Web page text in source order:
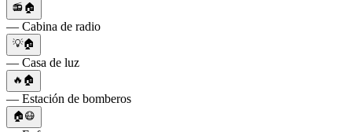
📻🏠
— Cabina de radio
💡🏠
— Casa de luz
🔥🏠
— Estación de bomberos
🏠😷